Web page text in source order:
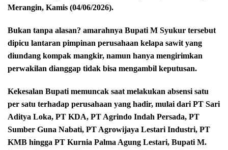
Merangin, Kamis (04/06/2026).
Bukan tanpa alasan? amarahnya Bupati M Syukur tersebut
dipicu lantaran pimpinan perusahaan kelapa sawit yang
diundang kompak mangkir, namun hanya mengirimkan
perwakilan dianggap tidak bisa mengambil keputusan.
Kekesalan Bupati memuncak saat melakukan absensi satu
per satu terhadap perusahaan yang hadir, mulai dari PT Sari
Aditya Loka, PT KDA, PT Agrindo Indah Persada, PT
Sumber Guna Nabati, PT Agrowijaya Lestari Industri, PT
KMB hingga PT Kurnia Palma Agung Lestari, Bupati M.